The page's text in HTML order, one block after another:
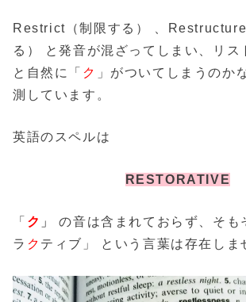
Restrict（制限する） 、
る） と発音が混ざってしまい、リ
と自然に「 ク 」がついてしまうのか
測しています。
英語のスペルは
RESTORATIVE
「 ク 」
の音は含まれておらず、そも
ラ ク ティブ」 という言葉は存在しま